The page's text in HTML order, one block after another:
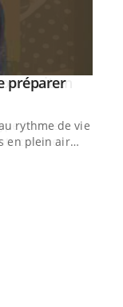
préparer
rythme de vie !
en plein air…